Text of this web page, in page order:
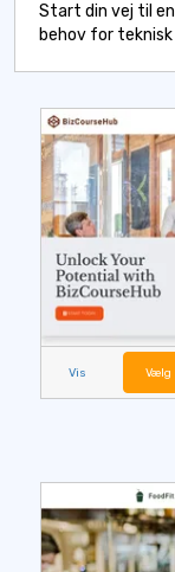
Start din vej til
behov for
Vis Vælg